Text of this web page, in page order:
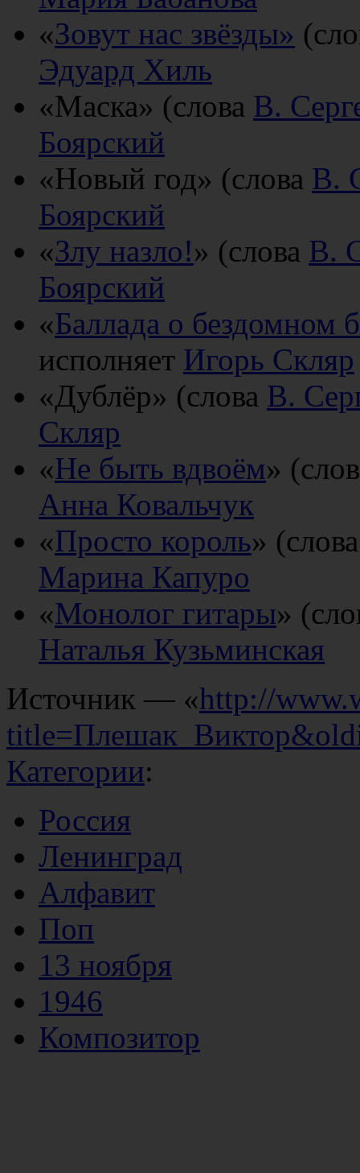
«Зовут нас звёзды»
Эдуард Хиль
«Маска» (слова В.
Боярский
«Новый год» (слова В.
Боярский
«Злу назло!» (слова В.
Боярский
«Баллада о бездомном
исполняет Игорь Скляр
«Дублёр» (слова В.
Скляр
«Не быть вдвоём»
Анна Ковальчук
«Просто король»
Марина Капуро
«Монолог гитары»
Наталья Кузьминская
Источник — «http://
Категории:
Россия
Ленинград
Алфавит
Поп
13 ноября
1946
Композитор